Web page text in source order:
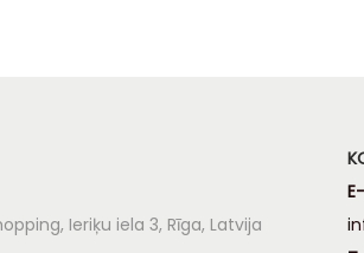
Ieriķu iela 3, Rīga, Latvija